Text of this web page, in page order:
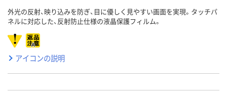
外光の反射、映り込みを防ぎ、目に優しく見やすい画面を実現。タッチパ
ネルに対応した、反射防止仕様の液晶保護フィルム。
アイコンの説明